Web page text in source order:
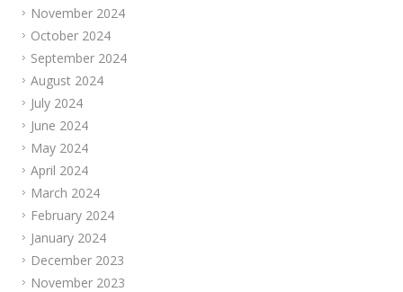
November 2024
October 2024
September 2024
August 2024
July 2024
June 2024
May 2024
April 2024
March 2024
February 2024
January 2024
December 2023
November 2023